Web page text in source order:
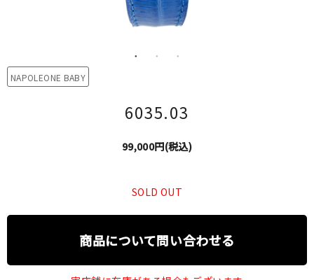
NAPOLEONE BABY
6035.03
99,000円(税込)
SOLD OUT
商品について問い合わせる